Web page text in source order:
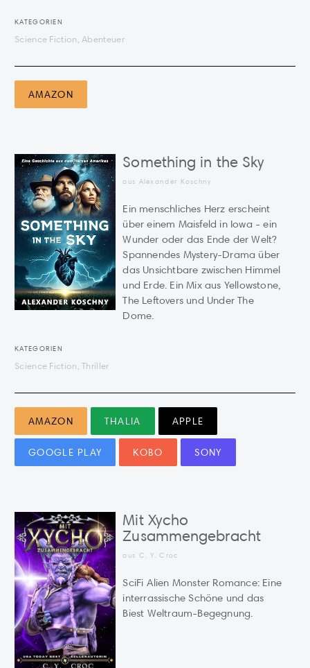
KATEGORIEN
Science Fiction, Abenteuer
AMAZON
Something in the Sky
aus Alexander Koschny
Ein menschliches Herz erscheint
über einem Maisfeld in Iowa - ein
Wunder oder das Ende der Welt?
Spannendes Mystery-Drama über
das Unsichtbare zwischen Himmel
und Erde. Ein Mix aus Yellowstone,
The Leftovers und Under The
Dome.
KATEGORIEN
Science Fiction, Thriller
AMAZON THALIA APPLE
GOOGLE PLAY KOBO SONY
Mit Xycho
Zusammengebracht
aus C. Y. Croc
SciFi Alien Monster Romance: Eine
interrassische Schöne und das
Biest Weltraum-Begegnung.